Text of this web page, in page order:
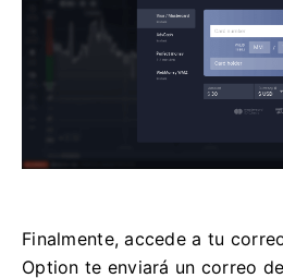
Finalmente, accede a tu
Option te enviará un correo